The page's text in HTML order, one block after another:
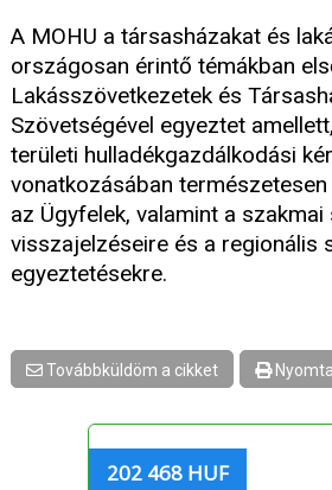
A MOHU a társasházakat és
országosan érintő témákban
Lakásszövetkezetek és
Szövetségével egyeztet
területi hulladékgazdálkodási
vonatkozásában
az Ügyfelek, valamint a
visszajelzéseire és a regionális
egyeztetésekre.
Továbbküldöm a cikket
202 468 HUF